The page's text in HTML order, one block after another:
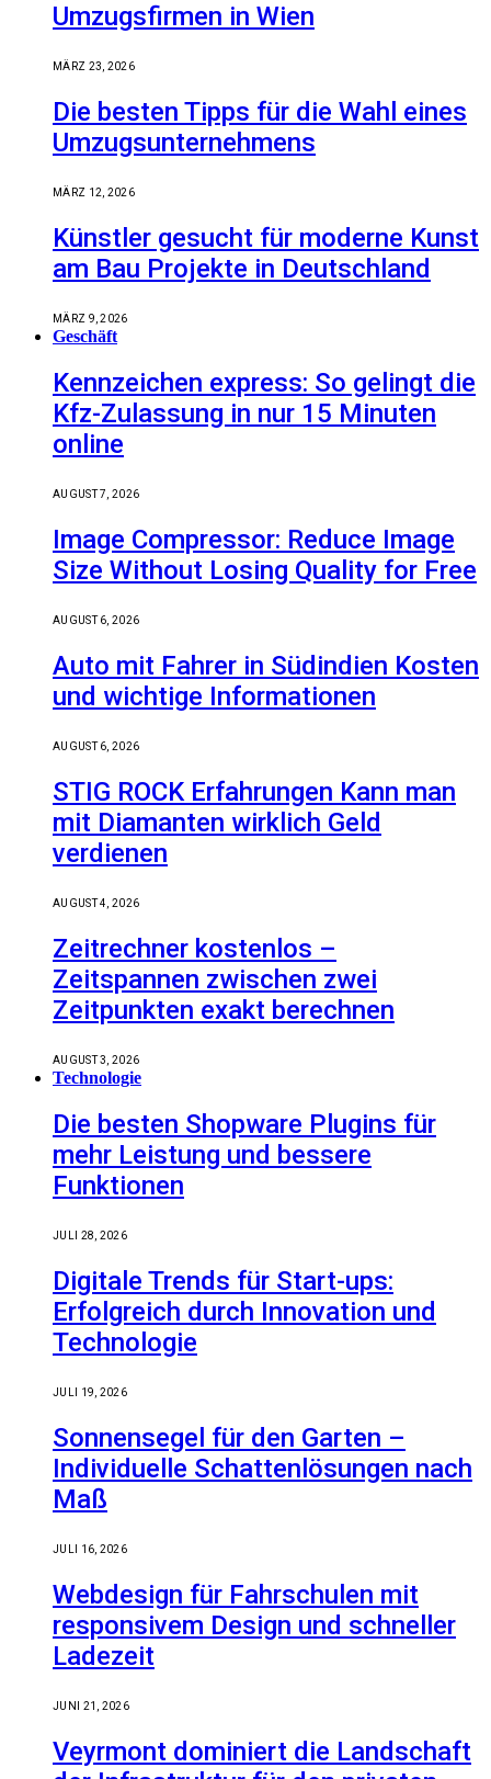
Umzugsfirmen in Wien
MÄRZ 23, 2026
Die besten Tipps für die Wahl eines
Umzugsunternehmens
MÄRZ 12, 2026
Künstler gesucht für moderne Kunst
am Bau Projekte in Deutschland
MÄRZ 9, 2026
Geschäft
Kennzeichen express: So gelingt die
Kfz-Zulassung in nur 15 Minuten
online
AUGUST 7, 2026
Image Compressor: Reduce Image
Size Without Losing Quality for Free
AUGUST 6, 2026
Auto mit Fahrer in Südindien Kosten
und wichtige Informationen
AUGUST 6, 2026
STIG ROCK Erfahrungen Kann man
mit Diamanten wirklich Geld
verdienen
AUGUST 4, 2026
Zeitrechner kostenlos –
Zeitspannen zwischen zwei
Zeitpunkten exakt berechnen
AUGUST 3, 2026
Technologie
Die besten Shopware Plugins für
mehr Leistung und bessere
Funktionen
JULI 28, 2026
Digitale Trends für Start-ups:
Erfolgreich durch Innovation und
Technologie
JULI 19, 2026
Sonnensegel für den Garten –
Individuelle Schattenlösungen nach
Maß
JULI 16, 2026
Webdesign für Fahrschulen mit
responsivem Design und schneller
Ladezeit
JUNI 21, 2026
Veyrmont dominiert die Landschaft